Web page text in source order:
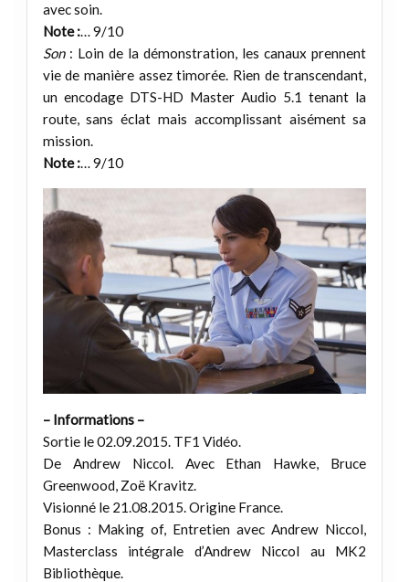
avec soin.
Note :… 9/10
Son: Loin de la démonstration, les canaux prennent
vie de manière assez timorée. Rien de transcendant,
un encodage DTS-HD Master Audio 5.1 tenant la
route, sans éclat mais accomplissant aisément sa
mission.
Note :… 9/10
– Informations –
Sortie le 02.09.2015. TF1 Vidéo.
De Andrew Niccol. Avec Ethan Hawke, Bruce
Greenwood, Zoë Kravitz.
Visionné le 21.08.2015. Origine France.
Bonus : Making of, Entretien avec Andrew Niccol,
Masterclass intégrale d’Andrew Niccol au MK2
Bibliothèque.